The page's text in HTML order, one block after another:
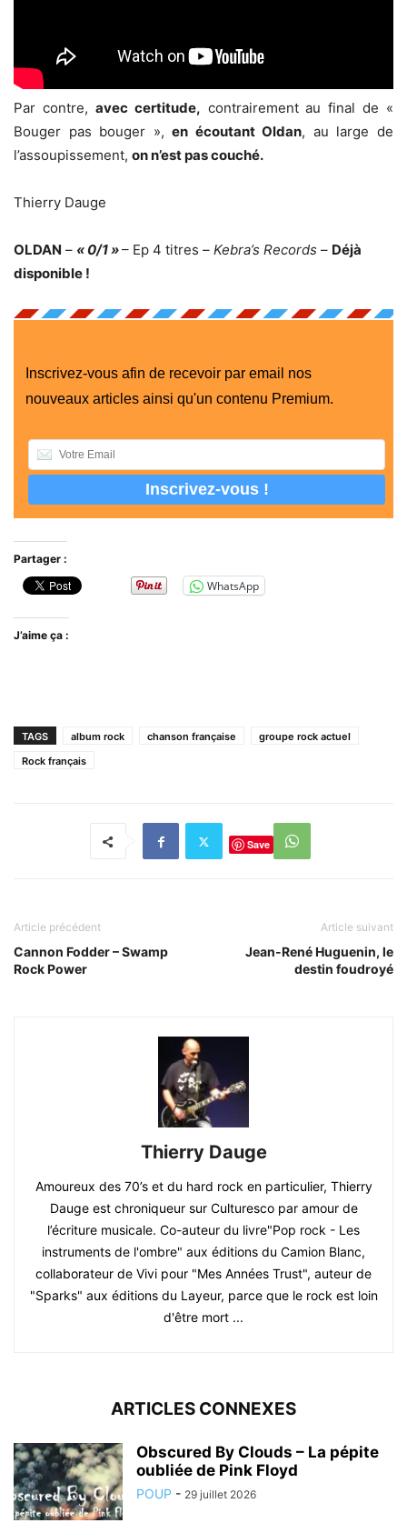
Par contre, avec certitude, contrairement au final de «
Bouger pas bouger »,en écoutant Oldan, au large de
l’assoupissement, on n’est pas couché.
Thierry Dauge
OLDAN – « 0/1 »– Ep 4 titres – Kebra’s Records – Déjà
disponible !
Inscrivez-vous afin de recevoir par email nos
nouveaux articles ainsi qu'un contenu Premium.
Partager :
WhatsApp
J’aime ça :
TAGS album rock chanson française
groupe rock actuel
Rock français
Save
Article précédent
Cannon Fodder – Swamp
Rock Power
Article suivant
Jean-René Huguenin, le
destin foudroyé
Thierry Dauge
Amoureux des 70’s et du hard rock en particulier, Thierry
Dauge est chroniqueur sur Culturesco par amour de
l’écriture musicale. Co-auteur du livre"Pop rock - Les
instruments de l'ombre" aux éditions du Camion Blanc,
collaborateur de Vivi pour "Mes Années Trust", auteur de
"Sparks" aux éditions du Layeur, parce que le rock est loin
d'être mort ...
ARTICLES CONNEXES
Obscured By Clouds – La pépite
oubliée de Pink Floyd
POUP - 29 juillet 2026